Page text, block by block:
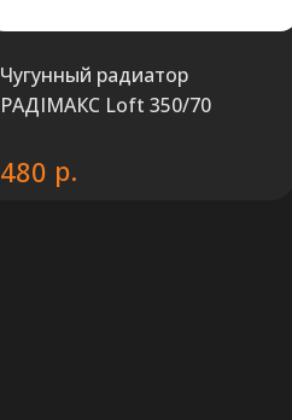
Чугунный радиатор
РАДIМАКС Loft 350/70
480 р.